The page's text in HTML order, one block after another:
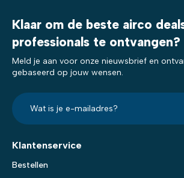
Klaar om de beste airco
professionals te ontvangen?
Meld je aan voor onze nieuwsbrief en
gebaseerd op jouw wensen.
E-
mailadres?
*
Klantenservice
Bestellen